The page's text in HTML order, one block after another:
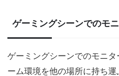
ゲーミングシーンでのモ
ゲーミングシーンでのモニ
ーム環境を他の場所に持ち